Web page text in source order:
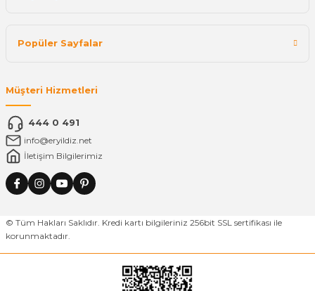
Popüler Sayfalar
Müşteri Hizmetleri
444 0 491
info@eryildiz.net
İletişim Bilgilerimiz
© Tüm Hakları Saklıdır. Kredi kartı bilgileriniz 256bit SSL sertifikası ile
korunmaktadır.